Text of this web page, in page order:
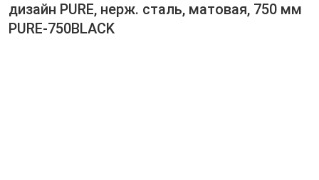
дизайн PURE, нерж. сталь, матовая, 750 мм
PURE-750BLACK